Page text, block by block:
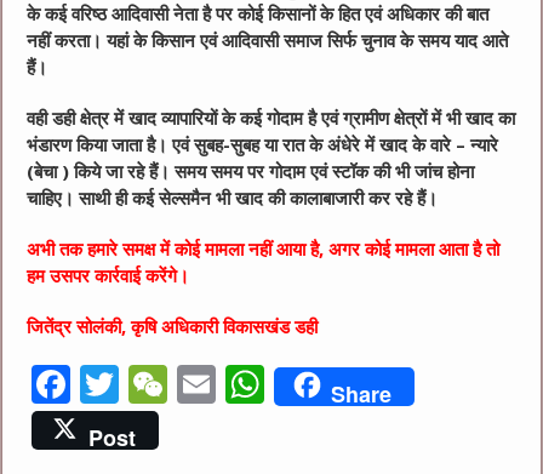
के कई वरिष्ठ आदिवासी नेता है पर कोई किसानों के हित एवं अधिकार की बात
नहीं करता। यहां के किसान एवं आदिवासी समाज सिर्फ चुनाव के समय याद आते
हैं।
वही डही क्षेत्र में खाद व्यापारियों के कई गोदाम है एवं ग्रामीण क्षेत्रों में भी खाद का
भंडारण किया जाता है। एवं सुबह-सुबह या रात के अंधेरे में खाद के वारे – न्यारे
(बेचा ) किये जा रहे हैं। समय समय पर गोदाम एवं स्टॉक की भी जांच होना
चाहिए। साथी ही कई सेल्समैन भी खाद की कालाबाजारी कर रहे हैं।
अभी तक हमारे समक्ष में कोई मामला नहीं आया है, अगर कोई मामला आता है तो
हम उसपर कार्रवाई करेंगे।
जितेंद्र सोलंकी, कृषि अधिकारी विकासखंड डही
F
a
c
T
w
it
W E
W
Share
Post